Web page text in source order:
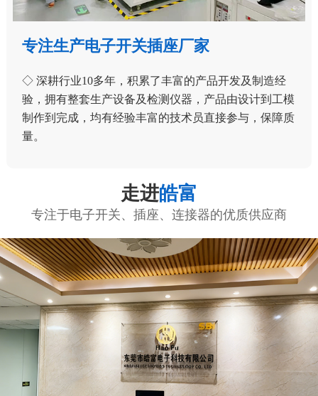
专注生产电子开关插座厂家
◇ 深耕行业10多年，积累了丰富的产品开发及制造经
验，拥有整套生产设备及检测仪器，产品由设计到工模
制作到完成，均有经验丰富的技术员直接参与，保障质
量。
走进皓富
专注于电子开关、插座、连接器的优质供应商